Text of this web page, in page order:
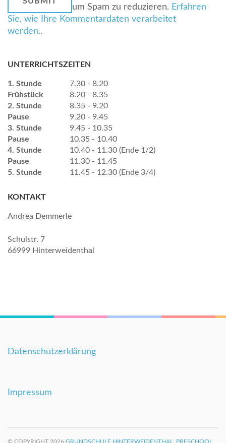
um Spam zu reduzieren. Erfahren
Sie, wie Ihre Kommentardaten verarbeitet
werden..
UNTERRICHTSZEITEN
1. Stunde
7.30 - 8.20
Frühstück
8.20 - 8.35
2. Stunde
8.35 - 9.20
Pause
9.20 - 9.45
3. Stunde
9.45 - 10.35
Pause
10.35 - 10.40
4. Stunde
10.40 - 11.30 (Ende 1/2)
Pause
11.30 - 11.45
5. Stunde
11.45 - 12.30 (Ende 3/4)
KONTAKT
Andrea Demmerle
Schulstr. 7
66999 Hinterweidenthal
Datenschutzerklärung
Impressum
© COPYRIGHT 2026 GRUNDSCHULE HINTERWEIDENTHAL PRESCHOOL